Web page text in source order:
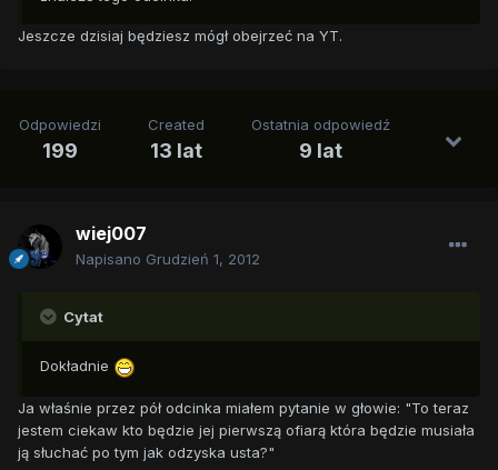
Jeszcze dzisiaj będziesz mógł obejrzeć na YT.
Odpowiedzi
199
Created
13 lat
Ostatnia odpowiedź
9 lat
wiej007
Napisano Grudzień 1, 2012
Cytat
Dokładnie
Ja właśnie przez pół odcinka miałem pytanie w głowie: "To teraz
jestem ciekaw kto będzie jej pierwszą ofiarą która będzie musiała
ją słuchać po tym jak odzyska usta?"